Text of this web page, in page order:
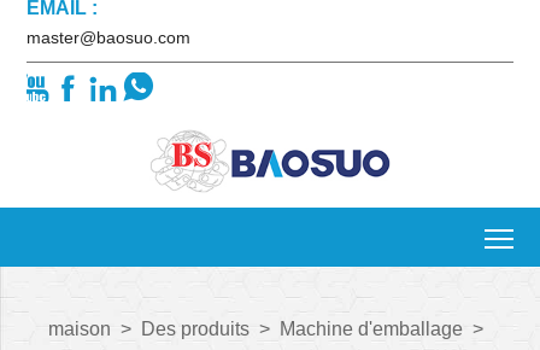
EMAIL :
master@baosuo.com
   
maison > Des produits > Machine d'emballage >